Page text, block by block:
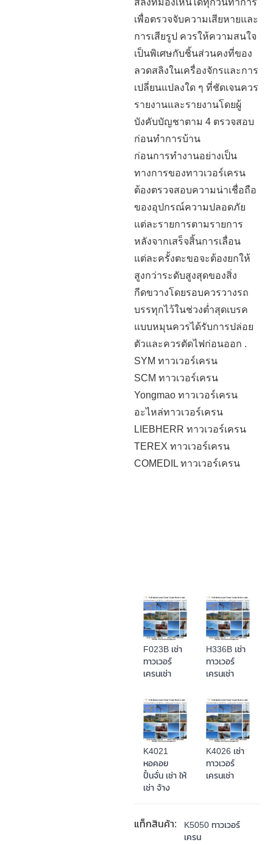
เพื่อตรวจจับความเสียหายและ
การเสียรูป ควรให้ความสนใจ
เป็นพิเศษกับชิ้นส่วนคงที่ของ
ลวดสลิงในเครื่องจักรและการ
เปลี่ยนแปลงใด ๆ ที่ชัดเจนควร
รายงานและรายงานโดยผู้
บังคับบัญชาตาม 4 ตรวจสอบ
ก่อนทำการบ้าน
ก่อนการทำงานอย่างเป็น
ทางการของทาวเวอร์เครน
ต้องตรวจสอบความน่าเชื่อถือ
ของอุปกรณ์ความปลอดภัย
แต่ละรายการตามรายการ
หลังจากเสร็จสิ้นการเลื่อน
แต่ละครั้งตะขอจะต้องยกให้
สูงกว่าระดับสูงสุดของสิ่ง
กีดขวางโดยรอบควรวางรถ
บรรทุกไว้ในช่วงต่ำสุดเบรค
แบบหมุนควรได้รับการปล่อย
ตัวและควรตัดไฟก่อนออก .
SYM ทาวเวอร์เครน
SCM ทาวเวอร์เครน
Yongmao ทาวเวอร์เครน
อะไหล่ทาวเวอร์เครน
LIEBHERR ทาวเวอร์เครน
TEREX ทาวเวอร์เครน
COMEDIL ทาวเวอร์เครน
F023B เช่า
ทาวเวอร์
เครนเช่า
H336B เช่า
ทาวเวอร์
เครนเช่า
K4021
หอคอย
ปั้นจั่น เช่า ให้
เช่า จ้าง
K4026 เช่า
ทาวเวอร์
เครนเช่า
แท็กสินค้า:
K5050 ทาวเวอร์
เครน